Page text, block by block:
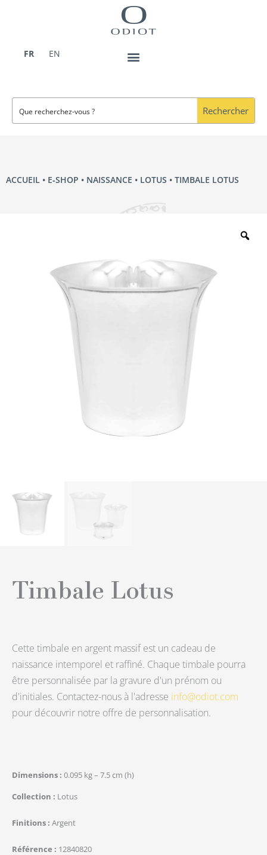
FR
EN
Rechercher
ACCUEIL • E‑SHOP • NAISSANCE • LOTUS • TIMBALE LOTUS
Timbale Lotus
Cette timbale en argent massif est un cadeau de
naissance intemporel et raffiné. Chaque timbale pourra
être personnalisée par la gravure d'un prénom ou
d'initiales. Contactez-nous à l'adresse info@odiot.com
pour découvrir notre offre de personnalisation.
Dimensions 0.095 kg – 7.5 cm (h)
Collection
Lotus
Finitions Argent
Référence 12840820